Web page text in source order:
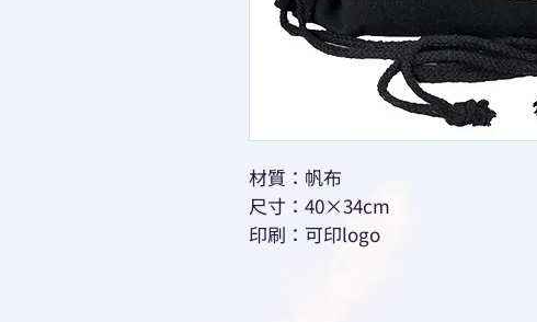
材質：帆布
尺寸：40×34cm
印刷：可印logo